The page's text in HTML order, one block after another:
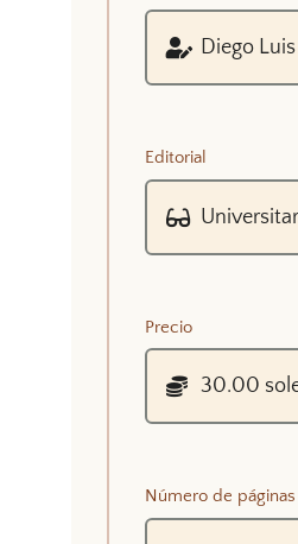
Editorial
Precio
Número de páginas